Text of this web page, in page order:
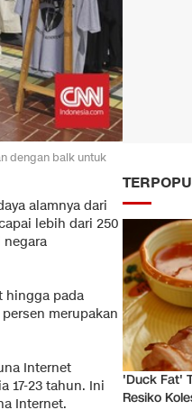
dengan baik untuk
alamnya dari
lebih dari 250
hingga pada
merupakan
Internet
17-23 tahun. Ini
Internet.
'Duck Fat'
Resiko